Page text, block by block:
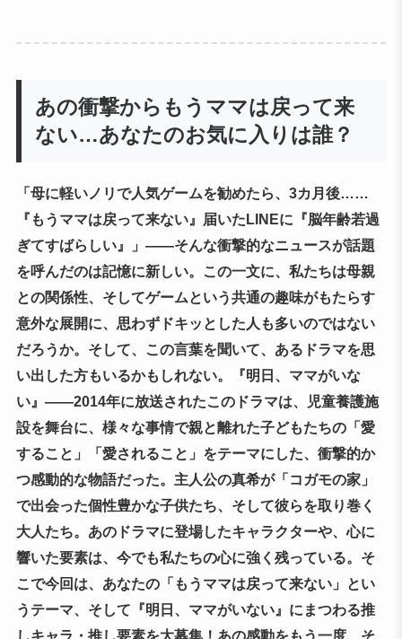
あの衝撃からもうママは戻って来
ない…あなたのお気に入りは誰？
「母に軽いノリで人気ゲームを勧めたら、3カ月後……
『もうママは戻って来ない』届いたLINEに『脳年齢若過
ぎてすばらしい』」――そんな衝撃的なニュースが話題
を呼んだのは記憶に新しい。この一文に、私たちは母親
との関係性、そしてゲームという共通の趣味がもたらす
意外な展開に、思わずドキッとした人も多いのではない
だろうか。そして、この言葉を聞いて、あるドラマを思
い出した方もいるかもしれない。『明日、ママがいな
い』――2014年に放送されたこのドラマは、児童養護施
設を舞台に、様々な事情で親と離れた子どもたちの「愛
すること」「愛されること」をテーマにした、衝撃的か
つ感動的な物語だった。主人公の真希が「コガモの家」
で出会った個性豊かな子供たち、そして彼らを取り巻く
大人たち。あのドラマに登場したキャラクターや、心に
響いた要素は、今でも私たちの心に強く残っている。そ
こで今回は、あなたの「もうママは戻って来ない」とい
うテーマ、そして『明日、ママがいない』にまつわる推
しキャラ・推し要素を大募集！あの感動をもう一度、そ